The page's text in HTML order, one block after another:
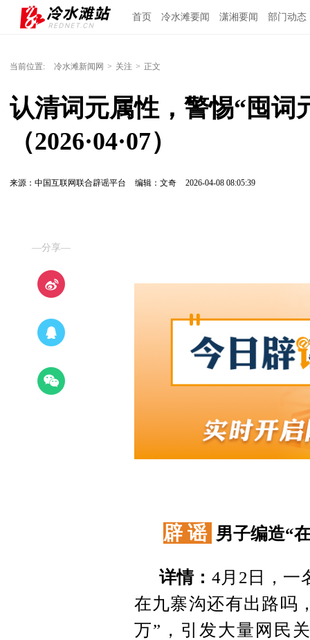
首页 冷水滩要闻 潇湘要闻 部门动态
当前位置: 冷水滩新闻网 > 关注 > 正文
认清词元属性，警惕“囤词
（2026·04·07）
来源：中国互联网联合辟谣平台 编辑：文奇 2026-04-08 08:05:39
—分享—
辟 谣 男子编造“
详情： 4月2日，一
在九寨沟还有出路吗
万”，引发大量网民